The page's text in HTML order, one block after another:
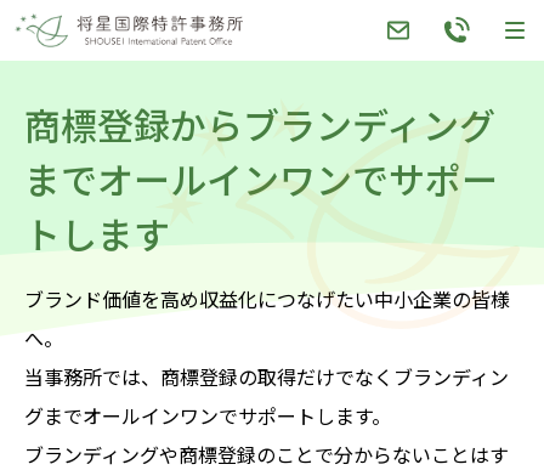
Skip
商標登録からブランディング
までオールインワンでサポー
トします
ブランド価値を高め収益化につなげたい中小企業の皆様
へ。
当事務所では、商標登録の取得だけでなくブランディン
グまでオールインワンでサポートします。
ブランディングや商標登録のことで分からないことはす